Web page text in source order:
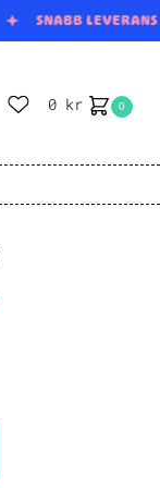
SNABB
0 kr 0